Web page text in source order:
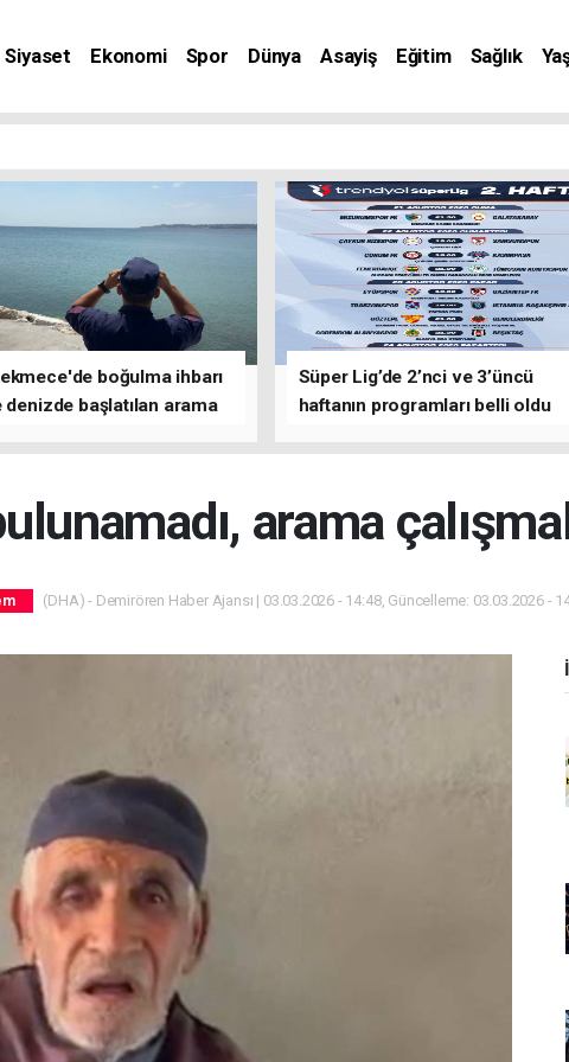
Siyaset Ekonomi Spor Dünya Asayiş Eğitim Sağlık
boğulma ihbarı
başlatılan arama
Süper Lig’de 2’nci ve 3’üncü
haftanın programları belli oldu
arama
(DHA) - Demirören Haber Ajansı | 03.03.2026 - 14:48, Güncelleme: 03.03.2026 -